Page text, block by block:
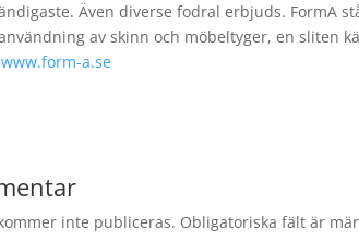
Även diverse fodral erbjuds. FormA
av skinn och möbeltyger, en sliten
www.form-a.se
inte publiceras. Obligatoriska fält är